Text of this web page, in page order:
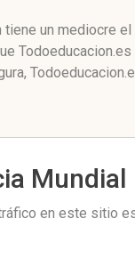
tiene un mediocre
Mundial
en este sitio